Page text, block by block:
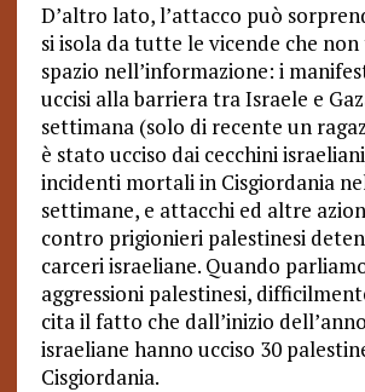
D’altro lato, l’attacco può
si isola da tutte le vicende che
spazio nell’informazione: i
uccisi alla barriera tra Israele e
settimana (solo di recente un
è stato ucciso dai cecchini
incidenti mortali in Cisgiordania
settimane, e attacchi ed altre
contro prigionieri palestinesi
carceri israeliane. Quando
aggressioni palestinesi,
cita il fatto che dall’inizio
israeliane hanno ucciso 30
Cisgiordania.